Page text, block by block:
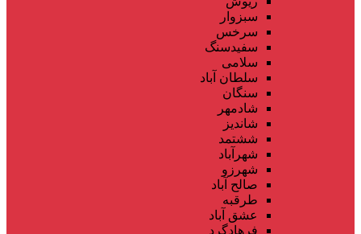
سبزوار
سرخس
سفیدسنگ
سلامی
سلطان آباد
سنگان
شادمهر
شاندیز
ششتمد
شهرآباد
شهرزو
صالح آباد
طرقبه
عشق آباد
فرهادگرد